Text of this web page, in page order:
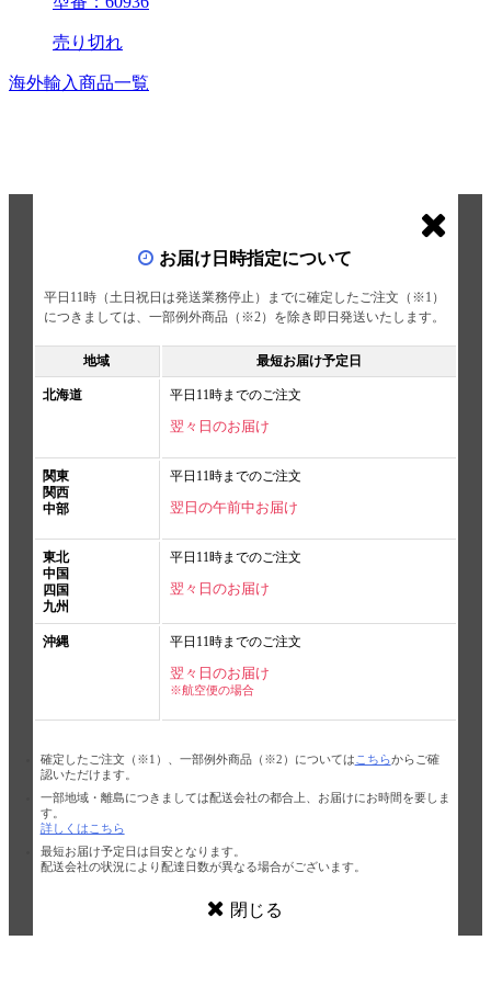
売り切れ
海外輸入商品一覧
お届け日時指定について
平日11時（土日祝日は発送業務停止）までに確定したご注文（※1）
につきましては、一部例外商品（※2）を除き即日発送いたします。
地域 最短お届け予定日
北海道 平日11時までのご注文
翌々日のお届け
関東
関西
中部
平日11時までのご注文
翌日の午前中お届け
東北
中国
四国
九州
平日11時までのご注文
翌々日のお届け
沖縄 平日11時までのご注文
翌々日のお届け
※航空便の場合
確定したご注文（※1）、一部例外商品（※2）については こちらからご確
認いただけます。
一部地域・離島につきましては配送会社の都合上、お届けにお時間を要しま
す。
詳しくはこちら
最短お届け予定日は目安となります。
配送会社の状況により配達日数が異なる場合がございます。
閉じる